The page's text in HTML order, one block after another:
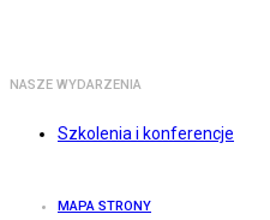
NASZE WYDARZENIA
Szkolenia i konferencje
MAPA STRONY